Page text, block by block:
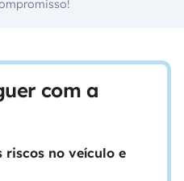
com a
riscos no veículo e